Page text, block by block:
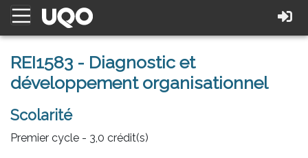
REI1583 - Diagnostic et
développement organisationnel
Scolarité
Premier cycle - 3,0 crédit(s)